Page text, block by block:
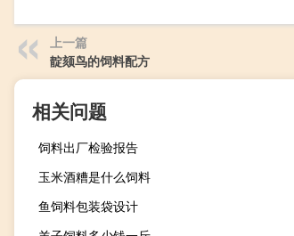
上一篇
靛颏鸟的饲料配方
相关问题
饲料出厂检验报告
玉米酒糟是什么饲料
鱼饲料包装袋设计